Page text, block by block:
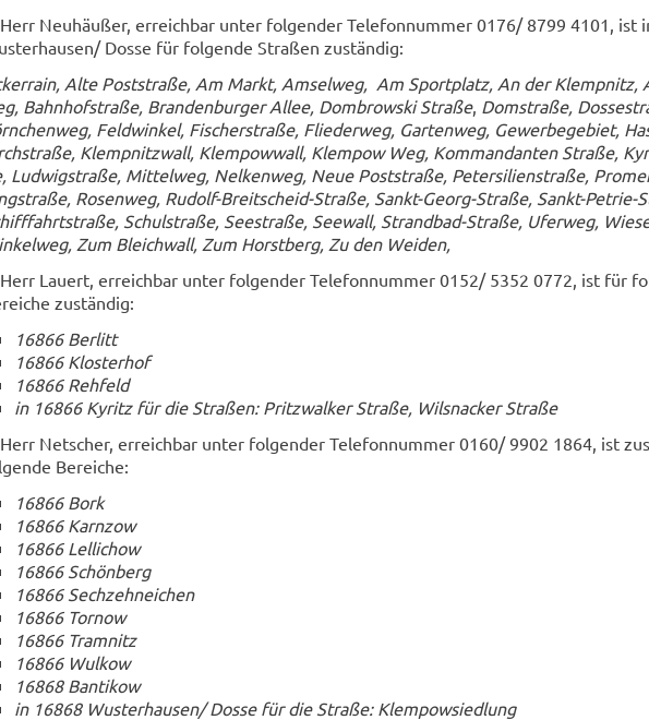
Neu­häu­ßer, er­reich­bar unter fol­gen­der Te­le­fon­num­mer 0176/ 8799 4101, ist
Dosse für fol­gen­de Stra­ßen zu­stän­dig:
Alte Post­stra­ße, Am Markt, Am­sel­weg, Am Sport­platz, An der Klemp­nitz,
Bahn­hof­stra­ße, Bran­den­bur­ger Allee, Dom­brow­ski Stra­ße, Dom­stra­ße,
Feld­win­kel, Fi­scher­stra­ße, Flie­der­weg, Gar­ten­weg, Ge­wer­be­ge­biet,
Klempnitz­wall, Klem­pow­wall, Klem­pow Weg, Kom­man­dan­ten Stra­ße,
Lud­wig­stra­ße, Mit­tel­weg, Nel­ken­weg, Neue Post­stra­ße, Pe­ter­si­li­en­stra­ße,
Ro­sen­weg, Rudolf-​Breitscheid-Straße, Sankt-​Georg-Straße, Sankt-​Petrie-
Schul­stra­ße, See­stra­ße, See­wall, Strandbad-​Straße, Ufer­weg,
Zum Bleichwall, Zum Horst­berg, Zu den Wei­den,
Lau­ert, er­reich­bar unter fol­gen­der Te­le­fon­num­mer 0152/ 5352 0772, ist für
zu­stän­dig:
16866 Ber­litt
16866 Klos­ter­hof
16866 Reh­feld
in 16866 Ky­ritz für die Stra­ßen: Pritz­wal­ker Stra­ße, Wilsna­cker Stra­ße
Net­scher, er­reich­bar unter fol­gen­der Te­le­fon­num­mer 0160/ 9902 1864, ist
Be­rei­che:
16866 Bork
16866 Karn­zow
16866 Lel­li­chow
16866 Schön­berg
16866 Sech­zehnei­chen
16866 Tor­now
16866 Tram­nitz
16866 Wul­kow
16868 Ban­ti­kow
in 16868 Wus­ter­hau­sen/ Dosse für die Stra­ße: Klem­pow­sied­lung